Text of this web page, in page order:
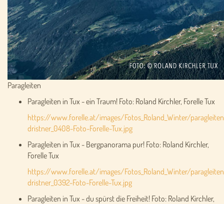
Paragleiten
Paragleiten in Tux - ein Traum! Foto: Roland Kirchler, Forelle Tux
https://www.forelle.at/images/Fotos_Roland_Winter/
dristner_0408-Foto-Forelle-Tux.jpg
Paragleiten in Tux - Bergpanorama pur! Foto: Roland Kirchler,
Forelle Tux
https://www.forelle.at/images/Fotos_Roland_Winter/
dristner_0392-Foto-Forelle-Tux.jpg
Paragleiten in Tux - du spürst die Freiheit! Foto: Roland Kirchler,